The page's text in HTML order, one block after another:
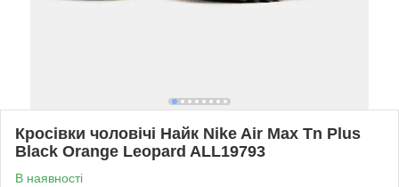
Кросівки чоловічі Найк Nike Air Max Tn Plus
Black Orange Leopard ALL19793
В наявності